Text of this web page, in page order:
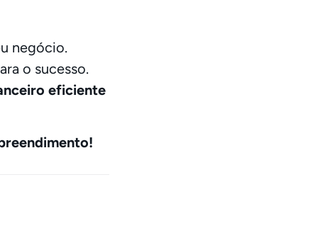
negócio.
o sucesso.
eficiente